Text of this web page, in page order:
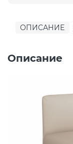
ОПИСАНИЕ
Описание